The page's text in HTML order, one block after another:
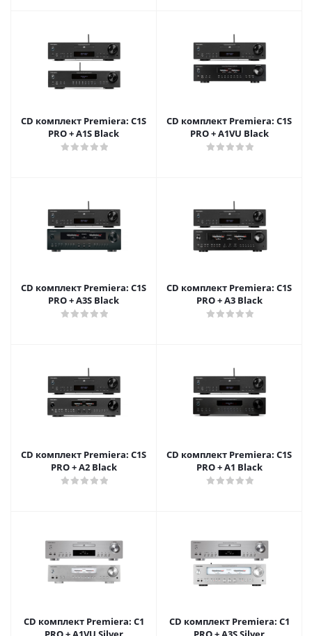
CD комплект Premiera: C1S
PRO + A1S Black
CD комплект Premiera: C1S
PRO + A1VU Black
CD комплект Premiera: C1S
PRO + A3S Black
CD комплект Premiera: C1S
PRO + A3 Black
CD комплект Premiera: C1S
PRO + A2 Black
CD комплект Premiera: C1S
PRO + A1 Black
CD комплект Premiera: C1
CD комплект Premiera: C1